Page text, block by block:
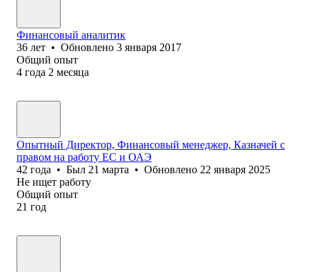
Финансовый аналитик
36 лет • Обновлено 3 января 2017
Общий опыт
4 года 2 месяца
Опытный Директор, Финансовый менеджер, Казначей с
правом на работу ЕС и ОАЭ
42 года • Был 21 марта • Обновлено 22 января 2025
Не ищет работу
Общий опыт
21 год